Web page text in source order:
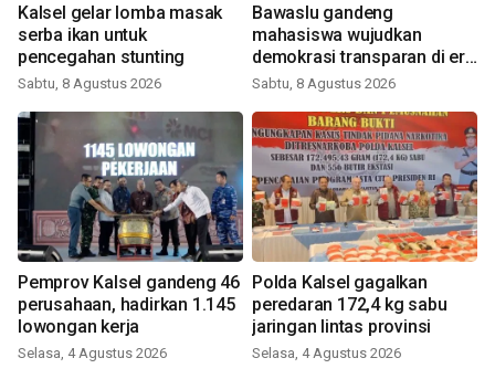
Kalsel gelar lomba masak
serba ikan untuk
pencegahan stunting
Sabtu, 8 Agustus 2026
Bawaslu gandeng
mahasiswa wujudkan
demokrasi transparan di era
digital
Sabtu, 8 Agustus 2026
Pemprov Kalsel gandeng 46
perusahaan, hadirkan 1.145
lowongan kerja
Selasa, 4 Agustus 2026
Polda Kalsel gagalkan
peredaran 172,4 kg sabu
jaringan lintas provinsi
Selasa, 4 Agustus 2026